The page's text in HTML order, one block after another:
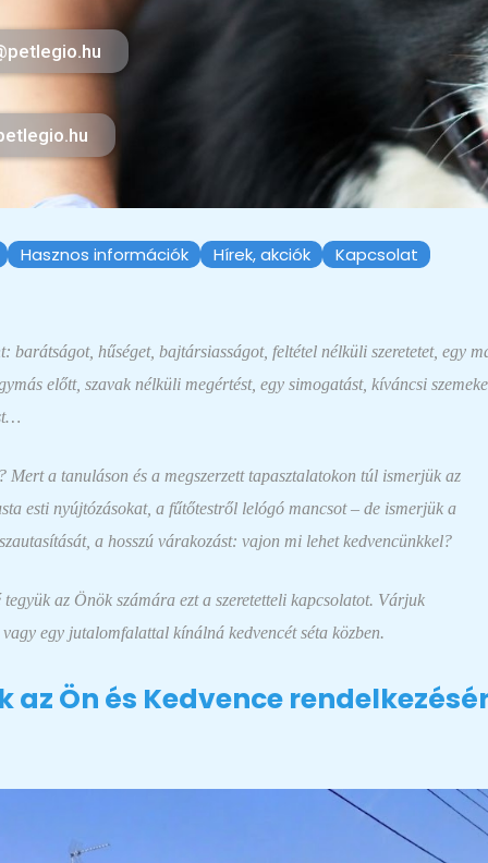
Hasznos információk Hírek, akciók Kapcsolat
barátságot, hűséget, bajtársiasságot, feltétel nélküli szeretetet, egy
előtt, szavak nélküli megértést, egy simogatást, kíváncsi
a tanuláson és a megszerzett tapasztalatokon túl ismerjük az
esti nyújtózásokat, a fűtőtestről lelógó mancsot – de ismerjük a
a hosszú várakozást: vajon mi lehet kedvencünkkel?
az Önök számára ezt a szeretetteli kapcsolatot. Várjuk
egy jutalomfalattal kínálná kedvencét séta közben.
Ön és Kedvence